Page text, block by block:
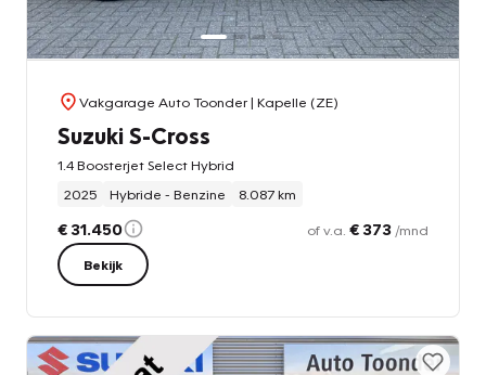
Vakgarage Auto Toonder| Kapelle (ZE)
Suzuki S-Cross
1.4 Boosterjet Select Hybrid
2025
Hybride - Benzine 8.087 km
€ 31.450 of v.a. € 373 /mnd
Bekijk